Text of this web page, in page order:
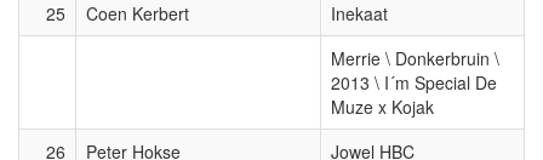
25
Coen Kerbert
Inekaat
Merrie \ Donkerbruin \
2013 \ I´m Special De
Muze x Kojak
26
Peter Hokse
Jowel HBC